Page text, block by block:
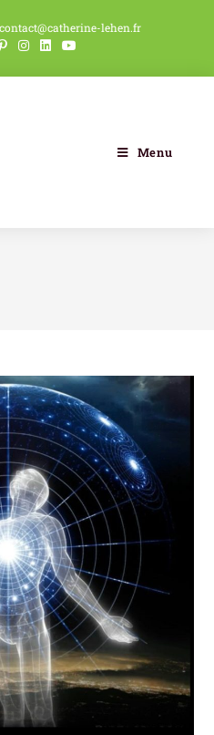
contact@catherine-lehen.fr
Menu